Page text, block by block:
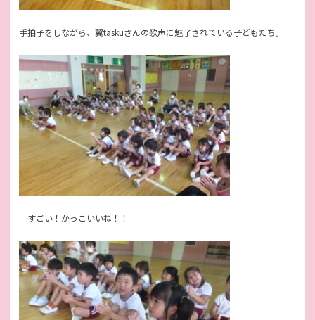
手拍子をしながら、翼taskuさんの歌声に魅了されている子どもたち。
「すごい！かっこいいね！！」